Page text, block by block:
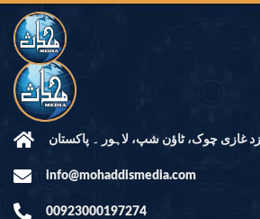
غازی چوک، ٹاؤن شپ، لاہور ۔ پاکستان
info@mohaddismedia.com
00923000197274